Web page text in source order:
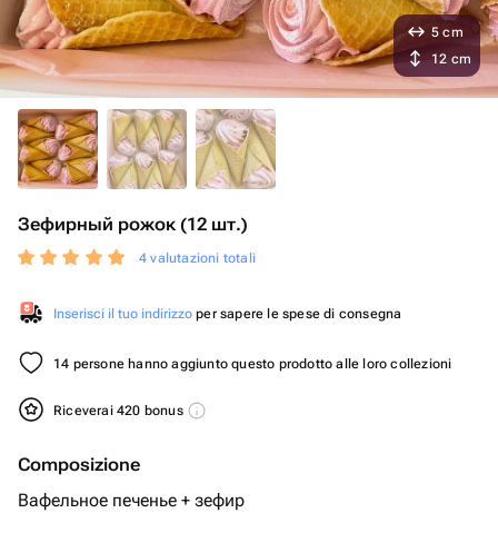
Зефирный рожок (12 шт.)
4 valutazioni totali
Inserisci il tuo indirizzo per sapere le spese di consegna
14 persone hanno aggiunto questo prodotto alle loro collezioni
Riceverai 420 bonus
Composizione
Вафельное печенье + зефир
5 cm
12 cm